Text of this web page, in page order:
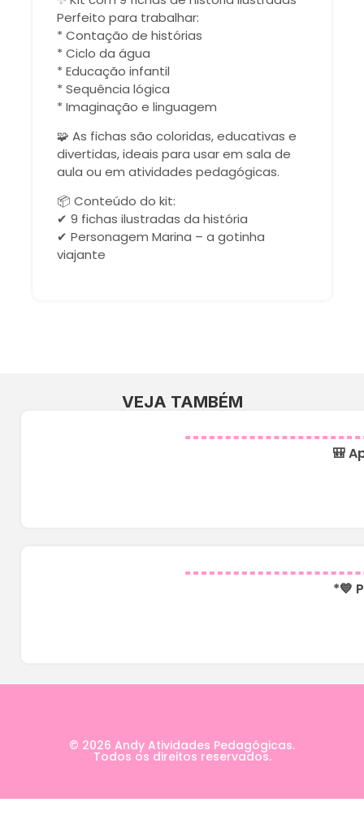
Perfeito para trabalhar:
* Contação de histórias
* Ciclo da água
* Educação infantil
* Sequência lógica
* Imaginação e linguagem
🧩 As fichas são coloridas, educativas e
divertidas, ideais para usar em sala de
aula ou em atividades pedagógicas.
📦 Conteúdo do kit:
✔ 9 fichas ilustradas da história
✔ Personagem Marina – a gotinha
viajante
VEJA TAMBÉM
🎒
*💙
© 2026 Andy Atividades Pedagógicas.
Todos os direitos reservados.